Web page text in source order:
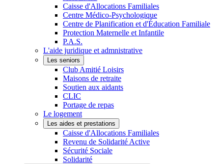
Caisse d'Allocations Familiales
Centre Médico-Psychologique
Centre de Planification et d'Éducation Familiale
Protection Maternelle et Infantile
P.A.S.
L'aide juridique et admnistrative
Les seniors
Club Amitié Loisirs
Maisons de retraite
Soutien aux aidants
CLIC
Portage de repas
Le logement
Les aides et prestations
Caisse d'Allocations Familiales
Revenu de Solidarité Active
Sécurité Sociale
Solidarité